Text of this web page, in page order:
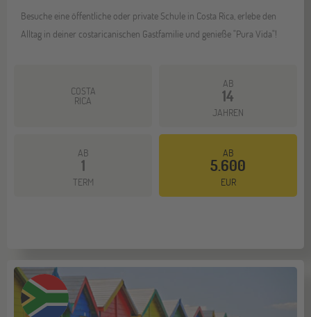
Besuche eine öffentliche oder private Schule in Costa Rica, erlebe den
Alltag in deiner costaricanischen Gastfamilie und genieße "Pura Vida"!
COSTA
RICA
AB
14
JAHREN
AB
1
TERM
AB
5.600
EUR